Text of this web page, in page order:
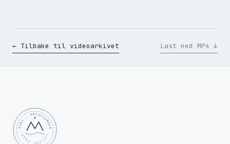
← Tilbake til videoarkivet Last ned MP4 ↓
MOSBY · KRISTIANSAND
✦ ANNO MDCCCL ✦